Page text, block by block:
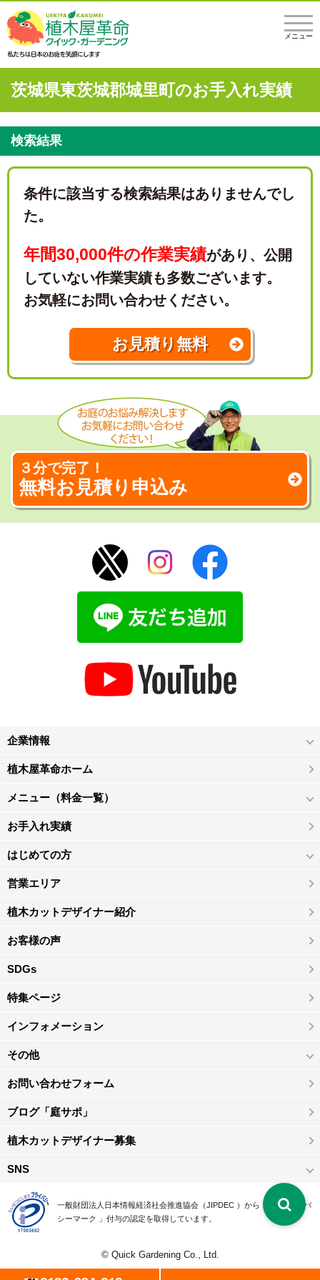
メニュー
茨城県東茨城郡城里町のお手入れ実績
検索結果
条件に該当する検索結果はありませんでし
た。
年間30,000件の作業実績があり、 公開
していない作業実績も多数ございます。
お気軽にお問い合わせください。
お見積り無料
３分で完了！
無料お見積り申込み
企業情報
植木屋革命ホーム
メニュー（料金一覧）
お手入れ実績
はじめての方
営業エリア
植木カットデザイナー紹介
お客様の声
SDGs
特集ページ
インフォメーション
その他
お問い合わせフォーム
ブログ「庭サポ」
植木カットデザイナー募集
SNS
一般財団法人日本情報経済社会推進協会（JIPDEC ）から 、「 プライバ
シーマーク 」付与の認定を取得しています。
© Quick Gardening Co., Ltd.